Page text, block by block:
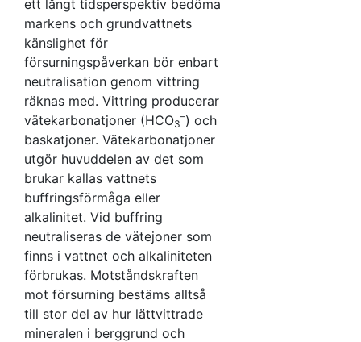
ett långt tidsperspektiv bedöma
markens och grundvattnets
känslighet för
försurningspåverkan bör enbart
neutralisation genom vittring
räknas med. Vittring producerar
vätekarbonatjoner (HCO3
–) och
baskatjoner. Vätekarbonatjoner
utgör huvuddelen av det som
brukar kallas vattnets
buffringsförmåga eller
alkalinitet. Vid buffring
neutraliseras de vätejoner som
finns i vattnet och alkaliniteten
förbrukas. Motståndskraften
mot försurning bestäms alltså
till stor del av hur lättvittrade
mineralen i berggrund och